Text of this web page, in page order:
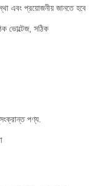
এবং প্রয়োজনীয় জানতে হবে
ভোল্টেজ, সঠিক
পণ্য.